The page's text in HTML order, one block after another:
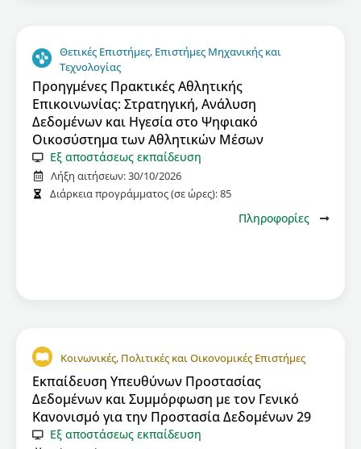
Θετικές Επιστήμες, Επιστήμες Μηχανικής και
Τεχνολογίας
Προηγμένες Πρακτικές Αθλητικής
Επικοινωνίας: Στρατηγική, Ανάλυση
Δεδομένων και Ηγεσία στο Ψηφιακό
Οικοσύστημα των Αθλητικών Μέσων
Εξ αποστάσεως εκπαίδευση
Λήξη αιτήσεων:30/10/2026
Διάρκεια προγράμματος (σε ώρες):85
Πληροφορίες
Κοινωνικές, Πολιτικές και Οικονομικές Επιστήμες
Εκπαίδευση Υπευθύνων Προστασίας
Δεδομένων και Συμμόρφωση με τον Γενικό
Κανονισμό για την Προστασία Δεδομένων 29
Εξ αποστάσεως εκπαίδευση